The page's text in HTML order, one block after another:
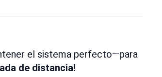
el sistema perfecto—para
de distancia!